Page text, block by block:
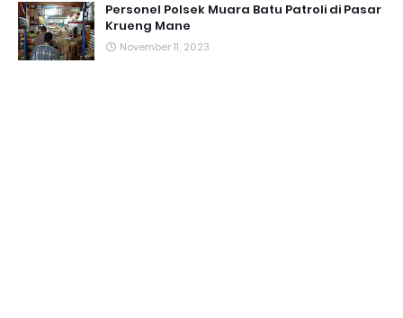
Personel Polsek Muara Batu Patroli di Pasar
Krueng Mane
November 11, 2023